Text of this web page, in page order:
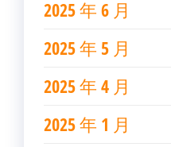
2025 年 6 月
2025 年 5 月
2025 年 4 月
2025 年 1 月